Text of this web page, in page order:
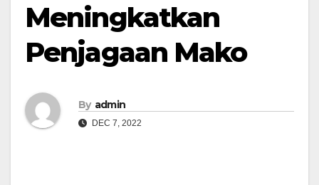
Meningkatkan
Penjagaan Mako
By admin
DEC 7, 2022